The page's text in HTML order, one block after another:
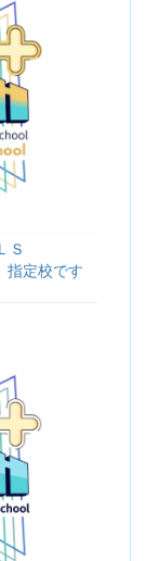
Ｓ
指定校です